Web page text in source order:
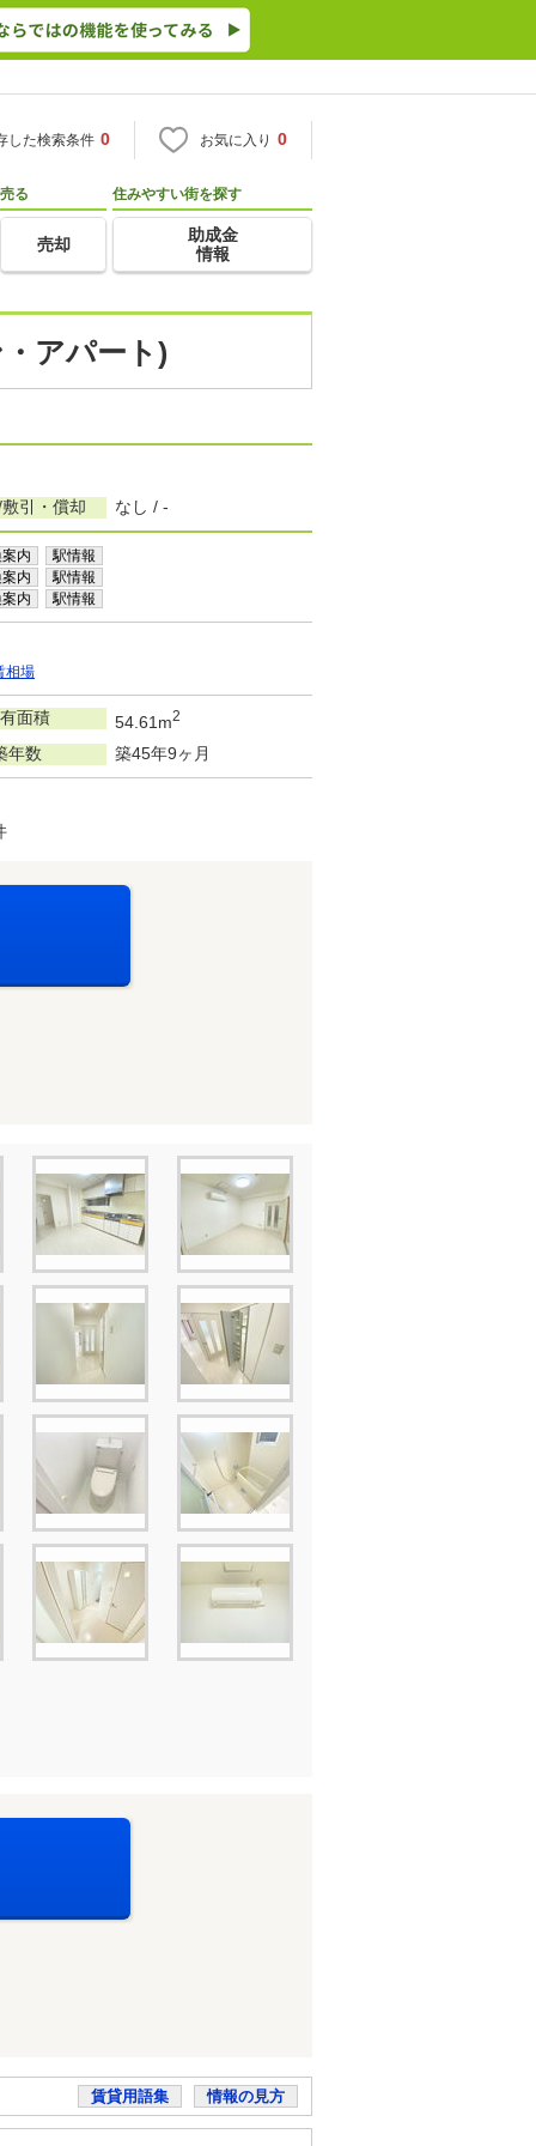
した検索条件 0 お気に入り 0
売る
売却
住みやすい街を探す
助成金
情報
アパート)
引・償却 なし / -
内 駅情報
内 駅情報
内 駅情報
相場
面積 54.61m2
年数 築45年9ヶ月
賃貸用語集 情報の見方